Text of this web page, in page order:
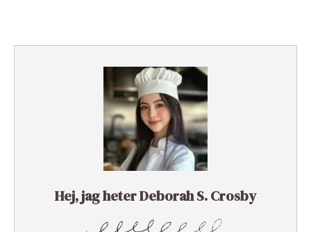
Hej, jag heter Deborah S. Crosby